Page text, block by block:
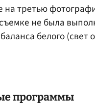
на третью
не была
белого (свет
программы